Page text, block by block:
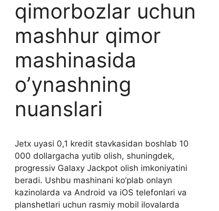
qimorbozlar uchun
mashhur qimor
mashinasida
o’ynashning
nuanslari
Jetx uyasi 0,1 kredit stavkasidan boshlab 10
000 dollargacha yutib olish, shuningdek,
progressiv Galaxy Jackpot olish imkoniyatini
beradi. Ushbu mashinani ko’plab onlayn
kazinolarda va Android va iOS telefonlari va
planshetlari uchun rasmiy mobil ilovalarda